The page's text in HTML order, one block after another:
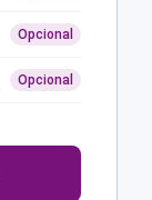
Opcional
Opcional